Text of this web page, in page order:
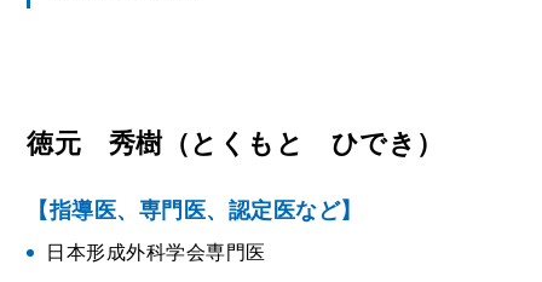
徳元 秀樹（とくもと ひでき）
【指導医、専門医、認定医など】
日本形成外科学会専門医